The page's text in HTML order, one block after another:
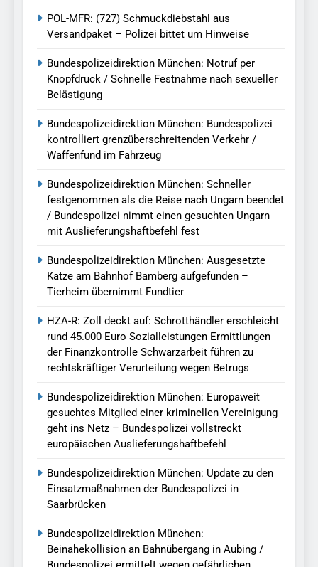
POL-MFR: (727) Schmuckdiebstahl aus
Versandpaket – Polizei bittet um Hinweise
Bundespolizeidirektion München: Notruf per
Knopfdruck / Schnelle Festnahme nach sexueller
Belästigung
Bundespolizeidirektion München: Bundespolizei
kontrolliert grenzüberschreitenden Verkehr /
Waffenfund im Fahrzeug
Bundespolizeidirektion München: Schneller
festgenommen als die Reise nach Ungarn beendet
/ Bundespolizei nimmt einen gesuchten Ungarn
mit Auslieferungshaftbefehl fest
Bundespolizeidirektion München: Ausgesetzte
Katze am Bahnhof Bamberg aufgefunden –
Tierheim übernimmt Fundtier
HZA-R: Zoll deckt auf: Schrotthändler erschleicht
rund 45.000 Euro Sozialleistungen Ermittlungen
der Finanzkontrolle Schwarzarbeit führen zu
rechtskräftiger Verurteilung wegen Betrugs
Bundespolizeidirektion München: Europaweit
gesuchtes Mitglied einer kriminellen Vereinigung
geht ins Netz – Bundespolizei vollstreckt
europäischen Auslieferungshaftbefehl
Bundespolizeidirektion München: Update zu den
Einsatzmaßnahmen der Bundespolizei in
Saarbrücken
Bundespolizeidirektion München:
Beinahekollision an Bahnübergang in Aubing /